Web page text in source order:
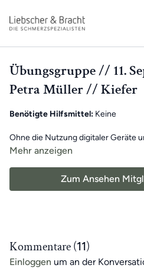
Übungsgruppe // 11.
Petra Müller // Kiefer
Benötigte Hilfsmittel: Keine
Ohne die Nutzung digitaler Geräte
Bildschirmen kommen wir in
vielen weiteren Problemen führen.
Wir wünschen dir viel Spaß beim
Mehr anzeigen
Zum Ansehen
Kommentare (11)
Einloggen um an der